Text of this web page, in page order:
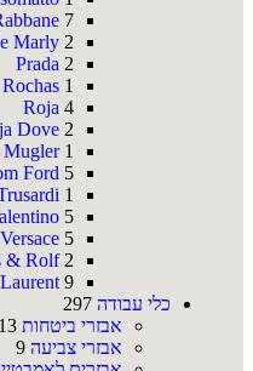
7
Marly 2
Prada 2
Rochas 1
Roja 4
Dove 2
Mugler 1
Ford 5
1
5
Versace 5
& Rolf 2
9
כלי עבודה 297
אבזרי ביטחות 13
אבזרי צביעה 9